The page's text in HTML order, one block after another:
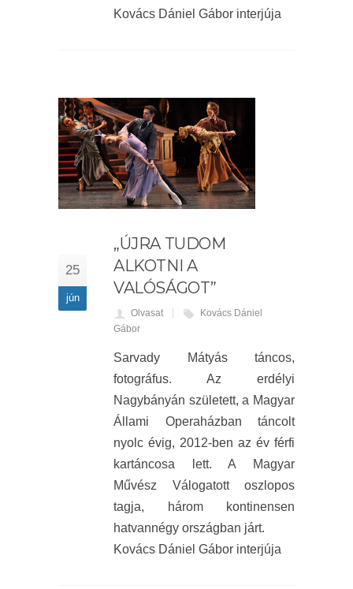
Kovács Dániel Gábor interjúja
25
jún
„ÚJRA TUDOM
ALKOTNI A
VALÓSÁGOT”
Olvasat
Kovács Dániel
Gábor
Sarvady Mátyás táncos,
fotográfus. Az erdélyi
Nagybányán született, a Magyar
Állami Operaházban táncolt
nyolc évig, 2012-ben az év férfi
kartáncosa lett. A Magyar
Művész Válogatott oszlopos
tagja, három kontinensen
hatvannégy országban járt.
Kovács Dániel Gábor interjúja